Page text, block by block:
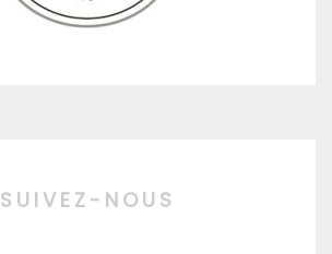
SUIVEZ-NOUS